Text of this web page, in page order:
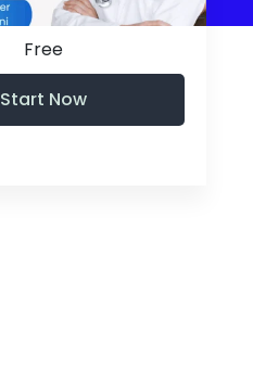
Free
Start Now